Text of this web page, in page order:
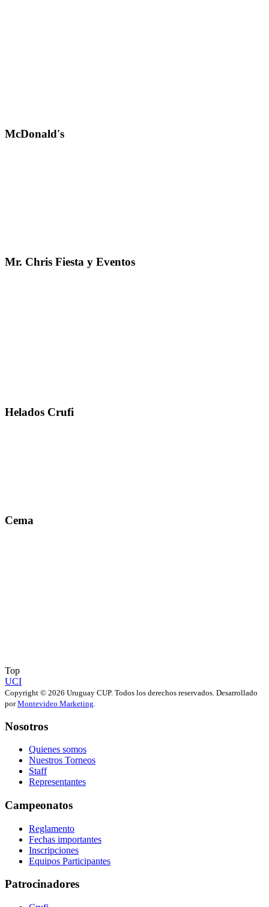
McDonald's
Mr. Chris Fiesta y Eventos
Helados Crufi
Cema
Top
UCI
Copyright © 2026 Uruguay CUP. Todos los derechos reservados. Desarrollado
porMontevideo Marketing
Nosotros
Quienes somos
Nuestros Torneos
Staff
Representantes
Campeonatos
Reglamento
Fechas importantes
Inscripciones
Equipos Participantes
Patrocinadores